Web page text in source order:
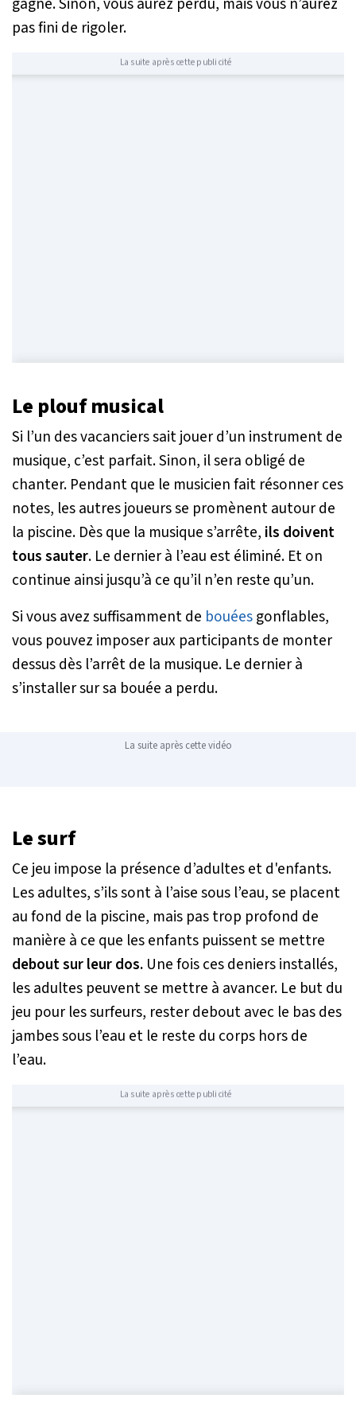
pas fini de rigoler.
La suite après cette publicité
Le plouf musical
Si l’un des vacanciers sait jouer d’un instrument de
musique, c’est parfait. Sinon, il sera obligé de
chanter. Pendant que le musicien fait résonner ces
notes, les autres joueurs se promènent autour de
la piscine. Dès que la musique s’arrête, ils doivent
tous sauter. Le dernier à l’eau est éliminé. Et on
continue ainsi jusqu’à ce qu’il n’en reste qu’un.
Si vous avez suffisamment de bouéesgonflables,
vous pouvez imposer aux participants de monter
dessus dès l’arrêt de la musique. Le dernier à
s’installer sur sa bouée a perdu.
La suite après cette vidéo
Le surf
Ce jeu impose la présence d’adultes et d'enfants.
Les adultes, s’ils sont à l’aise sous l’eau, se placent
au fond de la piscine, mais pas trop profond de
manière à ce que les enfants puissent se mettre
debout sur leur dos. Une fois ces deniers installés,
les adultes peuvent se mettre à avancer. Le but du
jeu pour les surfeurs, rester debout avec le bas des
jambes sous l’eau et le reste du corps hors de
l’eau.
La suite après cette publicité